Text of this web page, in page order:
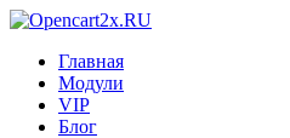
Главная
Модули
VIP
Блог